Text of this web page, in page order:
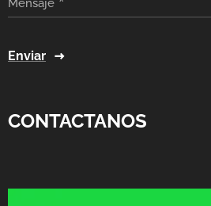
Mensaje
Enviar
CONTACTANOS